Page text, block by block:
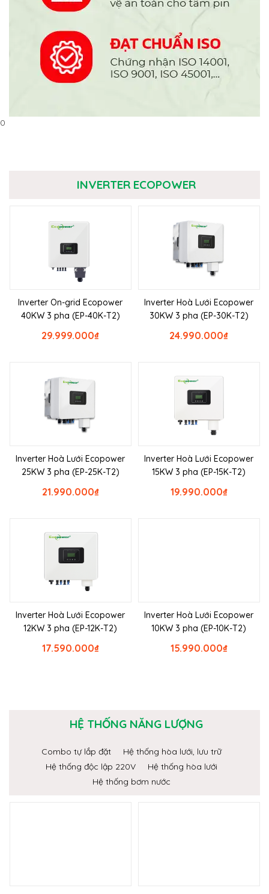
0
INVERTER ECOPOWER
Inverter On-grid Ecopower
40KW 3 pha (EP-40K-T2)
₫
29.999.000
Inverter Hoà Lưới Ecopower
30KW 3 pha (EP-30K-T2)
₫
24.990.000
Inverter Hoà Lưới Ecopower
25KW 3 pha (EP-25K-T2)
₫
21.990.000
Inverter Hoà Lưới Ecopower
15KW 3 pha (EP-15K-T2)
₫
19.990.000
Inverter Hoà Lưới Ecopower
12KW 3 pha (EP-12K-T2)
₫
17.590.000
Inverter Hoà Lưới Ecopower
10KW 3 pha (EP-10K-T2)
₫
15.990.000
HỆ THỐNG NĂNG LƯỢNG
Combo tự lắp đặt
Hệ thống hòa lưới, lưu trữ
Hệ thống độc lập 220V
Hệ thống hòa lưới
Hệ thống bơm nước